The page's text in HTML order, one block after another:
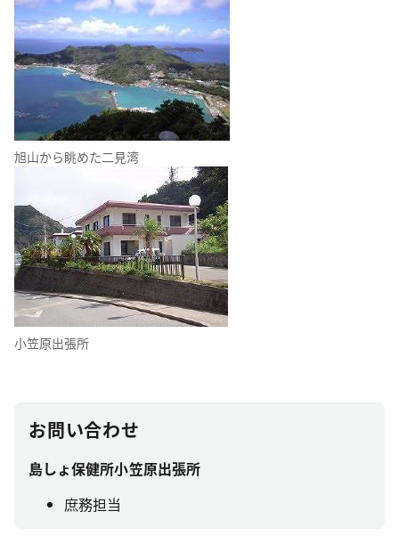
旭山から眺めた二見湾
小笠原出張所
お問い合わせ
島しょ保健所小笠原出張所
庶務担当